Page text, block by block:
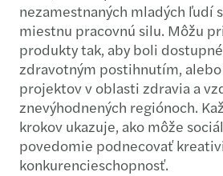
nezamestnaných mladých ľudí
miestnu pracovnú silu. Môžu
produkty tak, aby boli
zdravotným postihnutím,
projektov v oblasti zdravia a
znevýhodnených regiónoch.
krokov ukazuje, ako môže
povedomie podnecovať
konkurencieschopnosť.